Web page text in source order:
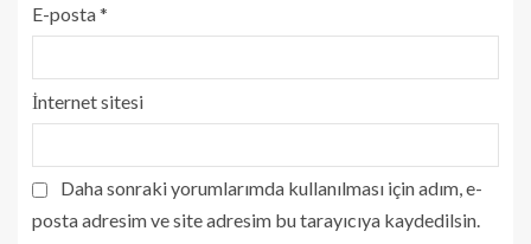
E-posta*
İnternet sitesi
Daha sonraki yorumlarımda kullanılması için adım, e-
posta adresim ve site adresim bu tarayıcıya kaydedilsin.